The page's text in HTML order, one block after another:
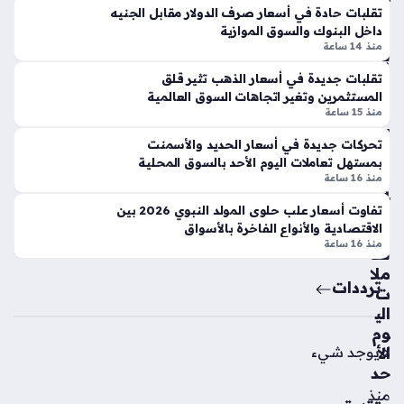
س
ي
يح
س
م
ص
فق
ة
انت
قا
ل
الن
ج
م
الإ
سب
ان
ي
سي
رج
بر
ي
بالأ
س
وا
ق
الم
ص
ري
ة
خلا
ل
تعا
ملا
ت
الي
وم
الأ
حد
منذ
تقلبات حادة في أسعار صرف الدولار مقابل الجنيه
داخل البنوك والسوق الموازية
منذ 14 ساعة
تقلبات جديدة في أسعار الذهب تثير قلق
المستثمرين وتغير اتجاهات السوق العالمية
منذ 15 ساعة
تحركات جديدة في أسعار الحديد والأسمنت
بمستهل تعاملات اليوم الأحد بالسوق المحلية
منذ 16 ساعة
تفاوت أسعار علب حلوى المولد النبوي 2026 بين
الاقتصادية والأنواع الفاخرة بالأسواق
منذ 16 ساعة
ترددات
لا يوجد شيء